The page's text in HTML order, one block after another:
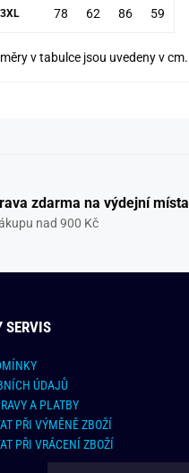
3XL 78 62 86 59
v tabulce jsou uvedeny v cm.
zdarma na výdejní místa
nad 900 Kč
SERVIS
ÚDAJŮ
A PLATBY
PŘI VÝMĚNĚ ZBOŽÍ
PŘI VRÁCENÍ ZBOŽÍ